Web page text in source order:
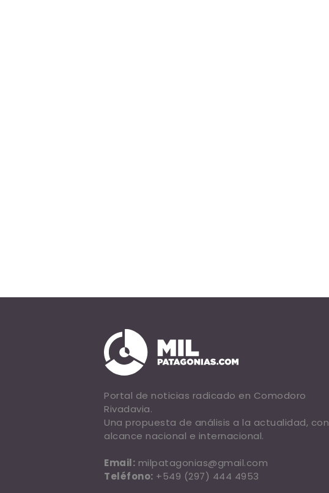
Portal de noticias radicado en Comodoro
Rivadavia.
Una propuesta de análisis a la actualidad, con
alcance nacional e internacional.
Email: milpatagonias@gmail.com
Teléfono: +549 (297) 444 4953